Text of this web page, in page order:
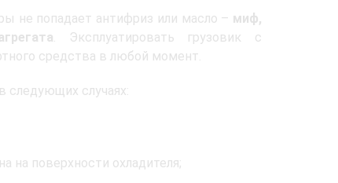
не попадает антифриз или масло – миф,
. Эксплуатировать грузовик с
средства в любой момент.
следующих случаях:
на поверхности охладителя;